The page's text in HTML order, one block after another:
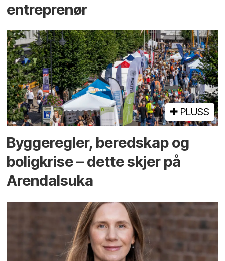
entreprenør
PLUSS
Bygge­regler, beredskap og
bolig­krise – dette skjer på
Arendals­uka